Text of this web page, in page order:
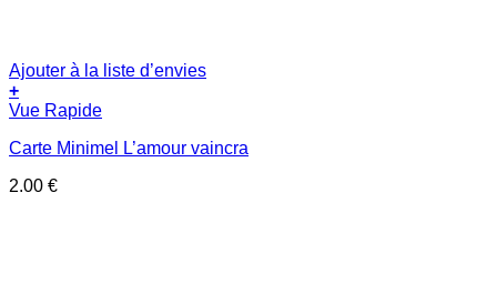
Ajouter à la liste d’envies
+
Vue Rapide
Carte Minimel L’amour vaincra
2.00 €